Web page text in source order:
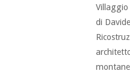
Villaggio
di